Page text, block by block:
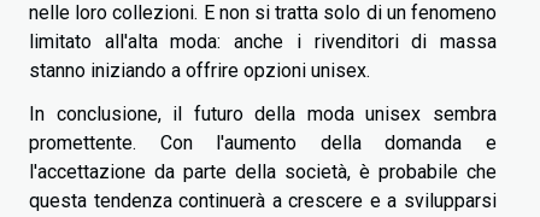
nelle loro collezioni. E non si tratta solo di un fenomeno
limitato all'alta moda: anche i rivenditori di massa
stanno iniziando a offrire opzioni unisex.
In conclusione, il futuro della moda unisex sembra
promettente. Con l'aumento della domanda e
l'accettazione da parte della società, è probabile che
questa tendenza continuerà a crescere e a svilupparsi